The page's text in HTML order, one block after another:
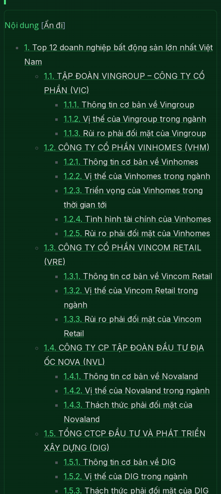
Nội dung [Ẩn đi]
1. Top 12 doanh nghiệp bất động sản lớn nhất Việt
Nam
1.1. TẬP ĐOÀN VINGROUP – CÔNG TY CỔ
PHẦN (VIC)
1.1.1. Thông tin cơ bản về Vingroup
1.1.2. Vị thế của Vingroup trong ngành
1.1.3. Rủi ro phải đối mặt của Vingroup
1.2. CÔNG TY CỔ PHẦN VINHOMES (VHM)
1.2.1. Thông tin cơ bản về Vinhomes
1.2.2. Vị thế của Vinhomes trong ngành
1.2.3. Triển vọng của Vinhomes trong
thời gian tới
1.2.4. Tình hình tài chính của Vinhomes
1.2.5. Rủi ro phải đối mặt của Vinhomes
1.3. CÔNG TY CỔ PHẦN VINCOM RETAIL
(VRE)
1.3.1. Thông tin cơ bản về Vincom Retail
1.3.2. Vị thế của Vincom Retail trong
ngành
1.3.3. Rủi ro phải đối mặt của Vincom
Retail
1.4. CÔNG TY CP TẬP ĐOÀN ĐẦU TƯ ĐỊA
ỐC NOVA (NVL)
1.4.1. Thông tin cơ bản về Novaland
1.4.2. Vị thế của Novaland trong ngành
1.4.3. Thách thức phải đối mặt của
Novaland
1.5. TỔNG CTCP ĐẦU TƯ VÀ PHÁT TRIỂN
XÂY DỰNG (DIG)
1.5.1. Thông tin cơ bản về DIG
1.5.2. Vị thế của DIG trong ngành
1.5.3. Thách thức phải đối mặt của DIG